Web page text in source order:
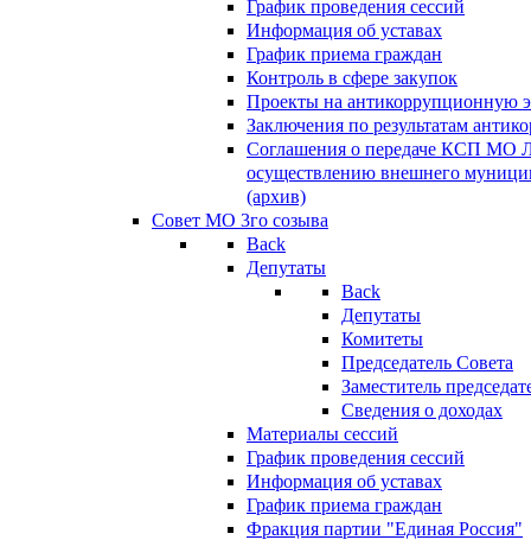
График проведения сессий
Информация об уставах
График приема граждан
Контроль в сфере закупок
Проекты на антикоррупционную
Заключения по результатам
Соглашения о передаче КСП МО
осуществлению внешнего
(архив)
Совет МО 3го созыва
Back
Депутаты
Back
Депутаты
Комитеты
Председатель Совета
Заместитель
Сведения о доходах
Материалы сессий
График проведения сессий
Информация об уставах
График приема граждан
Фракция партии "Единая Россия"